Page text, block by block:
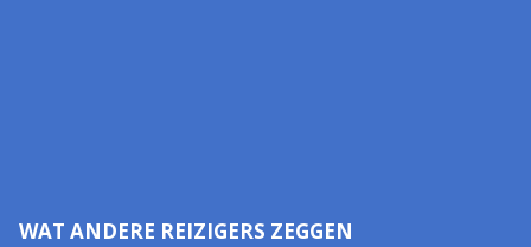
WAT ANDERE REIZIGERS ZEGGEN